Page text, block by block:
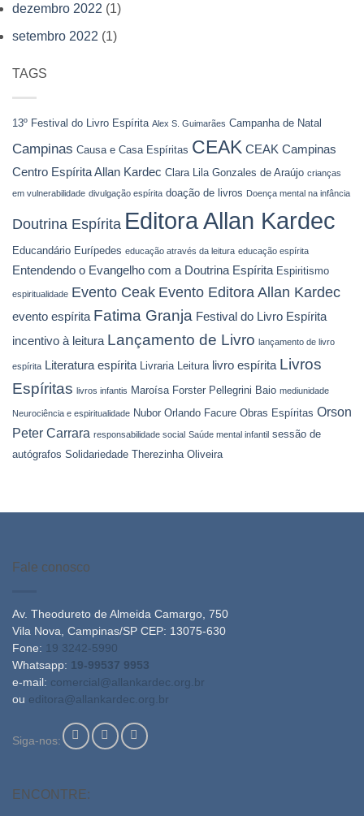
dezembro 2022 (1)
setembro 2022 (1)
TAGS
13º Festival do Livro Espírita Alex S. Guimarães Campanha de Natal
Campinas Causa e Casa Espíritas CEAK CEAK Campinas
Centro Espírita Allan Kardec Clara Lila Gonzales de Araújo crianças
em vulnerabilidade divulgação espírita doação de livros Doença mental na infância
Doutrina Espírita Editora Allan Kardec
Educandário Eurípedes educação através da leitura educação espírita
Entendendo o Evangelho com a Doutrina Espírita Espiritismo
espiritualidade Evento Ceak Evento Editora Allan Kardec
evento espírita Fatima Granja Festival do Livro Espírita
incentivo à leitura Lançamento de Livro lançamento de livro
espírita Literatura espírita Livraria Leitura livro espírita Livros
Espíritas livros infantis Maroísa Forster Pellegrini Baio mediunidade
Neurociência e espiritualidade Nubor Orlando Facure Obras Espíritas Orson
Peter Carrara responsabilidade social Saúde mental infantil sessão de
autógrafos Solidariedade Therezinha Oliveira
Fale conosco
Av. Theodureto de Almeida Camargo, 750
Vila Nova, Campinas/SP CEP: 13075-630
Fone: 19 3242-5990
Whatsapp: 19-99537 9953
e-mail: comercial@allankardec.org.br
ou editora@allankardec.org.br
Siga-nos:
ENCONTRE: